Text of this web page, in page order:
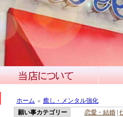
ホーム ＞ 癒し・メンタル強化
願い事カテゴリー
恋愛・結婚